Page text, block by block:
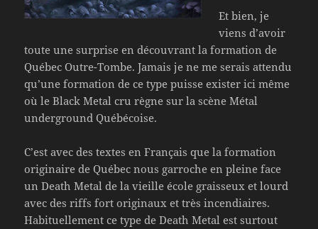
Et bien, je
viens d’avoir
toute une surprise en découvrant la formation de
Québec Outre-Tombe. Jamais je ne me serais attendu
qu’une formation de ce type puisse exister ici même
où le Black Metal cru règne sur la scène Métal
underground Québécoise.
C’est avec des textes en Français que la formation
originaire de Québec nous garroche en pleine face
un Death Metal de la vieille école graisseux et lourd
avec des riffs fort originaux et très incendiaires.
Habituellement ce type de Death Metal est surtout